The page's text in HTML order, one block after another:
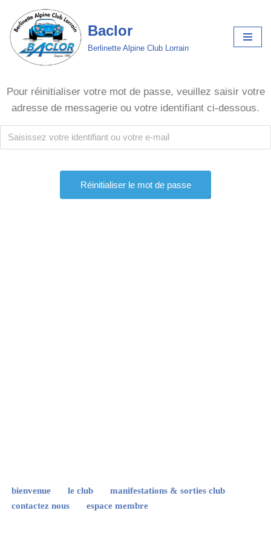
Aller
au
contenu
Baclor
Berlinette Alpine Club Lorrain
Pour réinitialiser votre mot de passe, veuillez saisir votre
adresse de messagerie ou votre identifiant ci-dessous.
bienvenue le club
manifestations & sorties club
contactez nous
espace membre